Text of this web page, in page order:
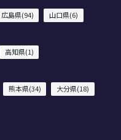
広島県(94) 山口県(6)
高知県(1)
熊本県(34)
大分県(18)